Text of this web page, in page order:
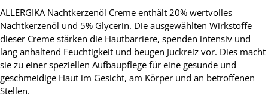
ALLERGIKA Nachtkerzenöl Creme enthält 20% wertvolles
Nachtkerzenöl und 5% Glycerin. Die ausgewählten Wirkstoffe
dieser Creme stärken die Hautbarriere, spenden intensiv und
lang anhaltend Feuchtigkeit und beugen Juckreiz vor. Dies macht
sie zu einer speziellen Aufbaupflege für eine gesunde und
geschmeidige Haut im Gesicht, am Körper und an betroffenen
Stellen.